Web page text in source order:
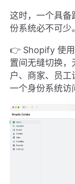
这时，一个具备
份系统必不可少。
👉 Shopify 使用
置间无缝切换，
户、商家、员
一个身份系统访